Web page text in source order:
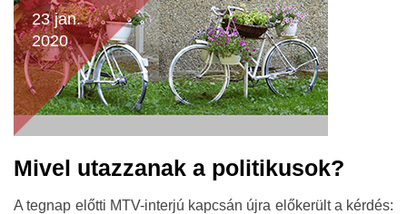
23 jan.
2020
Mivel utazzanak a politikusok?
A tegnap előtti MTV-interjú kapcsán újra előkerült a kérdés: